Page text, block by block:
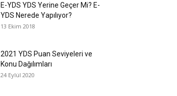
E-YDS YDS Yerine Geçer Mi? E-
YDS Nerede Yapılıyor?
13 Ekim 2018
2021 YDS Puan Seviyeleri ve
Konu Dağılımları
24 Eylül 2020